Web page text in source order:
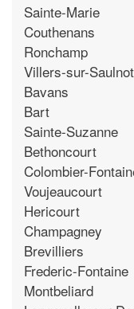
Sainte-Marie
Couthenans
Ronchamp
Villers-sur-Saulnot
Bavans
Bart
Sainte-Suzanne
Bethoncourt
Colombier-
Voujeaucourt
Hericourt
Champagney
Brevilliers
Frederic-Fontaine
Montbeliard